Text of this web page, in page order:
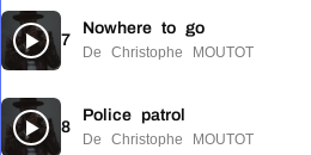
7
Nowhere to go
De Christophe MOUTOT
8
Police patrol
De Christophe MOUTOT